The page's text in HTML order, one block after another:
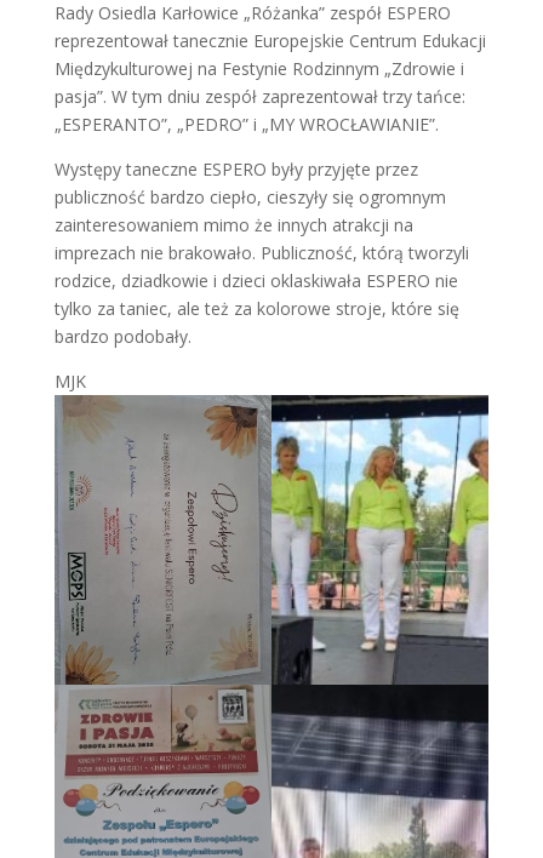
Rady Osiedla Karłowice „Różanka” zespół ESPERO
reprezentował tanecznie Europejskie Centrum Edukacji
Międzykulturowej na Festynie Rodzinnym „Zdrowie i
pasja”. W tym dniu zespół zaprezentował trzy tańce:
„ESPERANTO”, „PEDRO” i „MY WROCŁAWIANIE”.
Występy taneczne ESPERO były przyjęte przez
publiczność bardzo ciepło, cieszyły się ogromnym
zainteresowaniem mimo że innych atrakcji na
imprezach nie brakowało. Publiczność, którą tworzyli
rodzice, dziadkowie i dzieci oklaskiwała ESPERO nie
tylko za taniec, ale też za kolorowe stroje, które się
bardzo podobały.
MJK